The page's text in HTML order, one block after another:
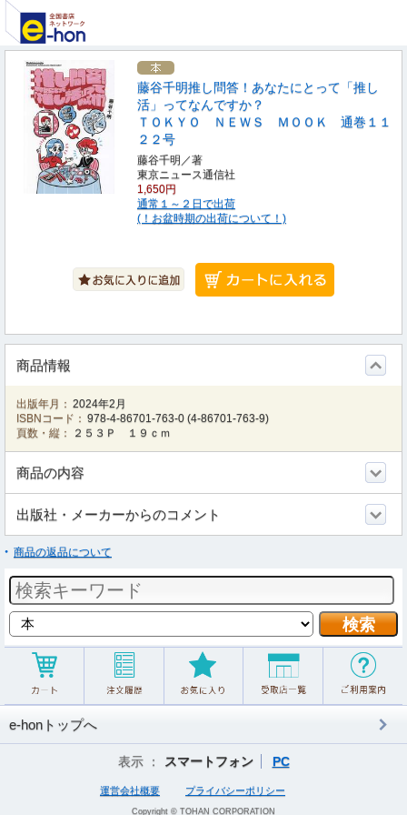
藤谷千明推し問答！あなたにとって「推し
活」ってなんですか？
ＴＯＫＹＯ ＮＥＷＳ ＭＯＯＫ 通巻１１
２２号
藤谷千明／著
東京ニュース通信社
1,650円
通常１～２日で出荷
(！お盆時期の出荷について！)
商品情報
出版年月： 2024年2月
ISBNコード： 978-4-86701-763-0 (4-86701-763-9)
頁数・縦：
２５３Ｐ １９ｃｍ
商品の内容
出版社・メーカーからのコメント
商品の返品について
e-honトップへ
表示 ： スマートフォン PC
運営会社概要 プライバシーポリシー
Copyright © TOHAN CORPORATION